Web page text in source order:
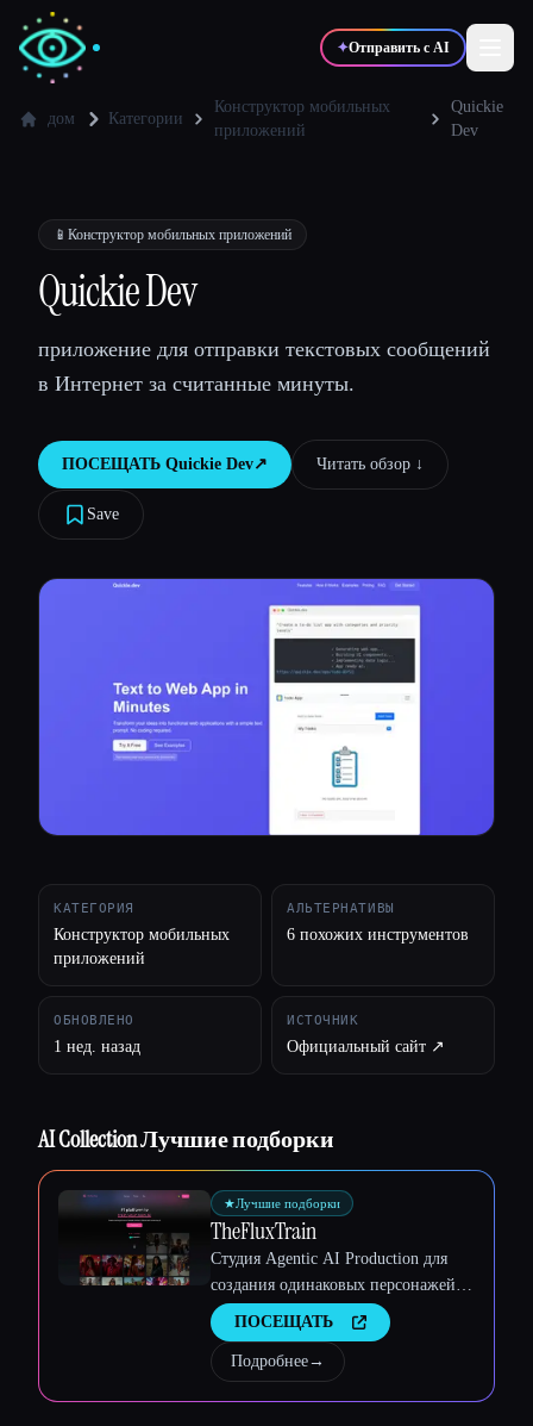
✦Отправить с AI
💻Разработчики 📈
🎓 🎬
Блог
Сравнить инструменты
Все категории
дом Категории
Конструктор мобильных
приложений
Quickie
Dev
📱 Конструктор мобильных приложений
Quickie Dev
приложение для отправки текстовых сообщений
в Интернет за считанные минуты.
ПОСЕЩАТЬ Quickie Dev↗︎ Читать обзор ↓︎
Save
КАТЕГОРИЯ
Конструктор мобильных
приложений
АЛЬТЕРНАТИВЫ
6 похожих инструментов
ОБНОВЛЕНО
1 нед. назад
ИСТОЧНИК
Официальный сайт ↗︎
AI Collection Лучшие подборки
★Лучшие подборки
TheFluxTrain
Студия Agentic AI Production для
создания одинаковых персонажей,
рабочих процессов и видео
ПОСЕЩАТЬ
Подробнее→